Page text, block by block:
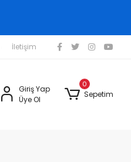
İletişim
Giriş Yap
Üye Ol
0
Sepetim